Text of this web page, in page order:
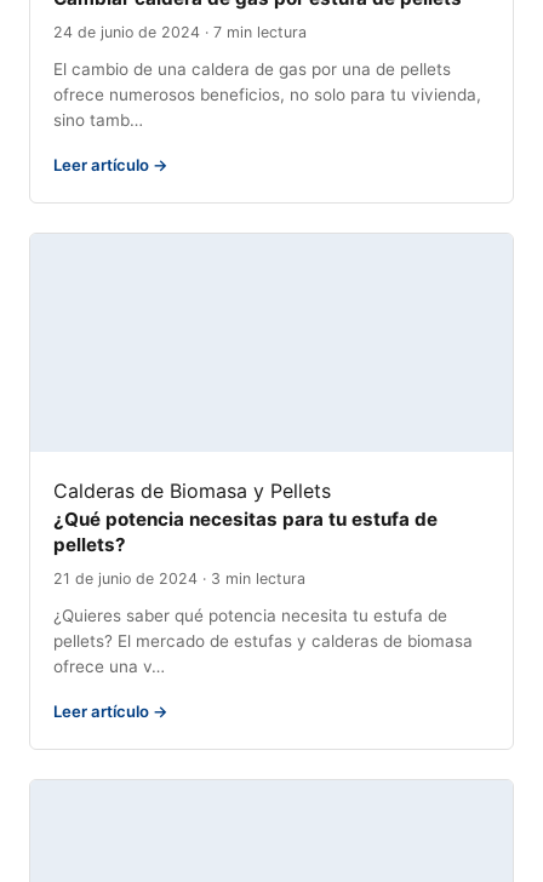
24 de junio de 2024 · 7 min lectura
El cambio de una caldera de gas por una de pellets
ofrece numerosos beneficios, no solo para tu vivienda,
sino tamb…
Leer artículo →
Calderas de Biomasa y Pellets
¿Qué potencia necesitas para tu estufa de
pellets?
21 de junio de 2024 · 3 min lectura
¿Quieres saber qué potencia necesita tu estufa de
pellets? El mercado de estufas y calderas de biomasa
ofrece una v…
Leer artículo →